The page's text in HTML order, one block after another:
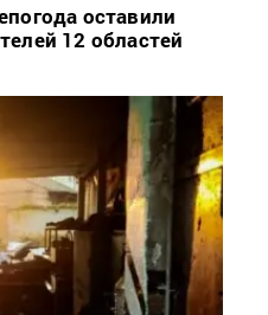
оставили
12 областей